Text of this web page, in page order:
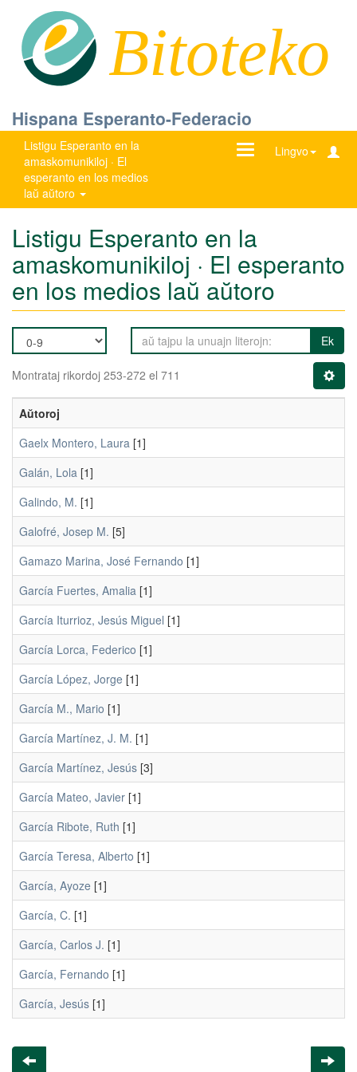
Bitoteko
Hispana Esperanto-Federacio
Listigu Esperanto en la
amaskomunikiloj · El
esperanto en los medios
laŭ aŭtoro
Lingvo
Ŝanĝu
Listigu Esperanto en la
amaskomunikiloj · El esperanto
en los medios laŭ aŭtoro
Ek
Montrataj rikordoj 253-272 el 711
Aŭtoroj
Gaelx Montero, Laura [1]
Galán, Lola [1]
Galindo, M. [1]
Galofré, Josep M. [5]
Gamazo Marina, José Fernando [1]
García Fuertes, Amalia [1]
García Iturrioz, Jesús Miguel [1]
García Lorca, Federico [1]
García López, Jorge [1]
García M., Mario [1]
García Martínez, J. M. [1]
García Martínez, Jesús [3]
García Mateo, Javier [1]
García Ribote, Ruth [1]
García Teresa, Alberto [1]
García, Ayoze [1]
García, C. [1]
García, Carlos J. [1]
García, Fernando [1]
García, Jesús [1]